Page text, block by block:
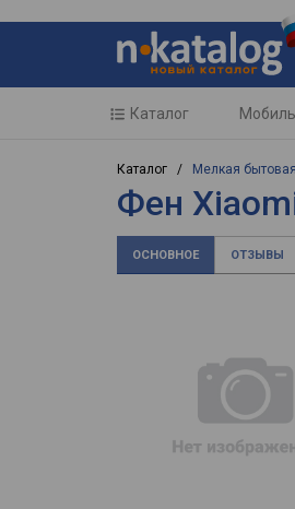
Каталог
Каталог / Мелкая
Фен
ОСНОВНОЕ ОТЗЫВЫ